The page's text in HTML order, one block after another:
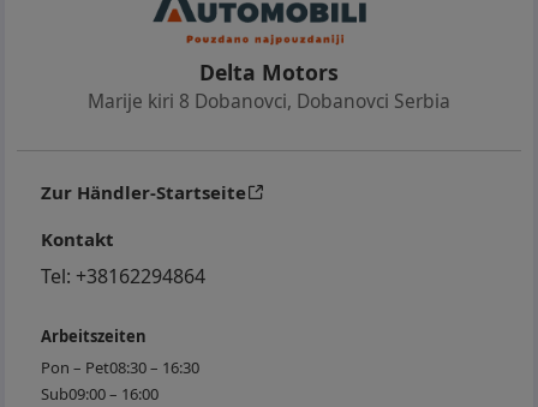
Delta Motors
Marije kiri 8 Dobanovci, Dobanovci Serbia
Zur Händler-Startseite
Kontakt
Tel: +38162294864
Arbeitszeiten
Pon – Pet08:30 – 16:30
Sub09:00 – 16:00